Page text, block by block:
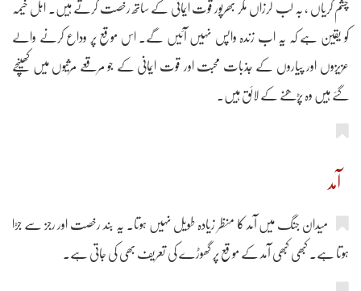
چشم گریاں ، بہ لب لرزاں مگر بھرپور قوت ایمانی کے ساتھ رخصت کرتے ہیں۔ اہل خیمہ
کو یقین ہے کہ یہ اب زندہ واپس نہیں آئیں گے۔ اس موقع پر وداع کرنے والے
عزیزوں اور پیاروں کے جذبات محبت اور قوت ایمانی کے جو مرقعے مرثیوں میں کھینچے
گئے ہیں وہ پڑھنے کے لائق ہیں۔
آمد
میدان جنگ میں آمد کا منظر زیادہ طویل نہیں ہوتا۔ یہ بند رخصت اور رجز سے جڑا
ہوتا ہے۔ کبھی کبھی آمد کے موقع پر گھوڑے کی تعریف بھی کی جاتی ہے۔